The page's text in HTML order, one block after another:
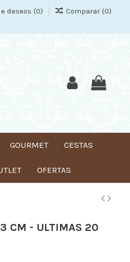
deseos (0) Comparar (0)
GOURMET CESTAS
OFERTAS
CM - ULTIMAS 20